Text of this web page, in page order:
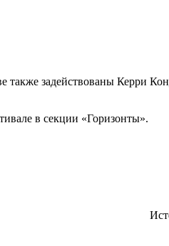
также задействованы Керри
в секции «Горизонты».